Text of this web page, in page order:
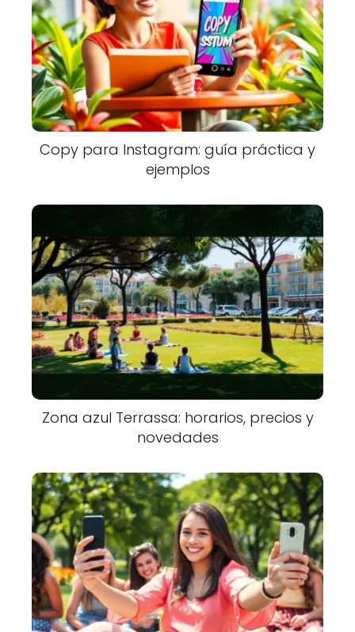
Copy para Instagram: guía práctica y
ejemplos
Zona azul Terrassa: horarios, precios y
novedades